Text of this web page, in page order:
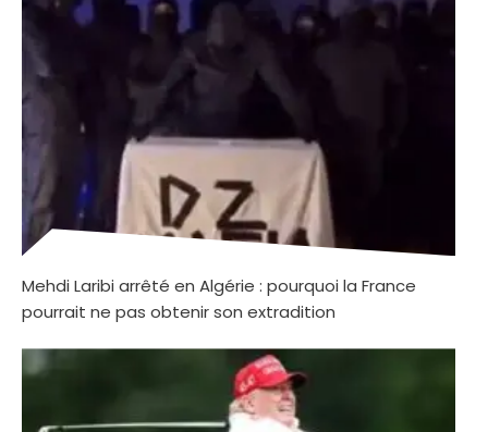
Mehdi Laribi arrêté en Algérie : pourquoi la France
pourrait ne pas obtenir son extradition